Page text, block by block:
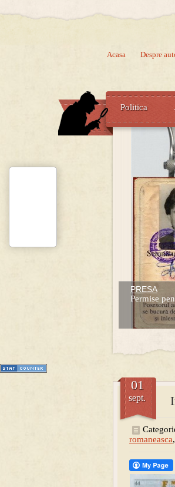
Acasa Despre
Politica
PRESA
Permise
Prima mea
Averea
01
sept.
romaneasca,